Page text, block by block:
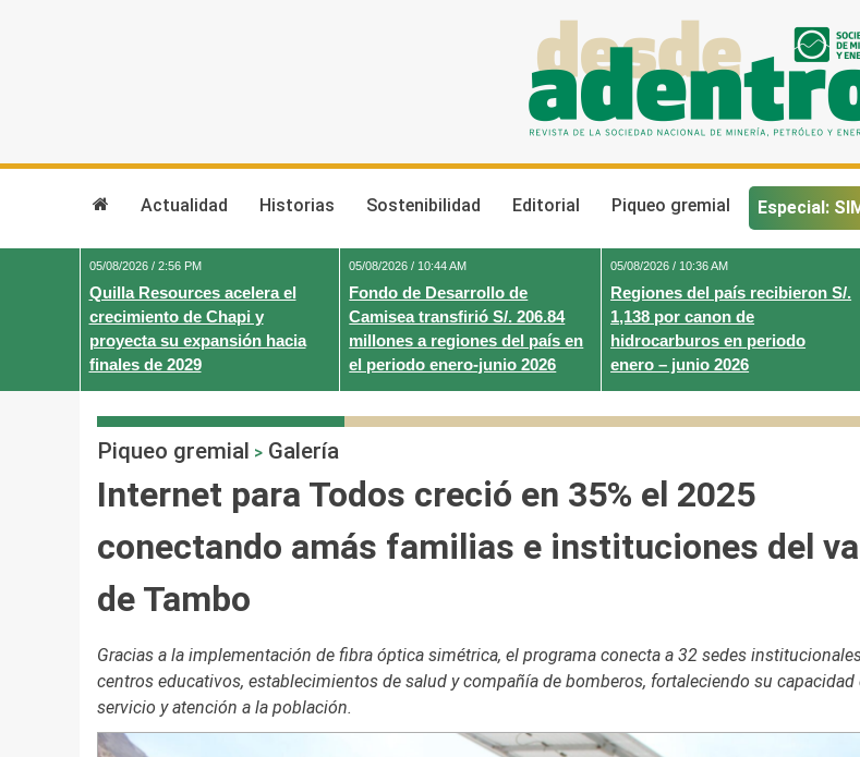
Actualidad Historias Sostenibilidad Editorial Piqueo gremial Especial:
05/08/2026 / 2:56 PM
Quilla Resources acelera el
crecimiento de Chapi y
proyecta su expansión hacia
finales de 2029
05/08/2026 / 10:44 AM
Fondo de Desarrollo de
Camisea transfirió S/. 206.84
millones a regiones del país en
el periodo enero-junio 2026
05/08/2026 / 10:36 AM
Regiones del país recibieron S/.
1,138 por canon de
hidrocarburos en periodo
enero – junio 2026
Piqueo gremial > Galería
Internet para Todos creció en 35% el 2025
conectando amás familias e instituciones del
de Tambo
Gracias a la implementación de fibra óptica simétrica, el programa conecta a 32 sedes
centros educativos, establecimientos de salud y compañía de bomberos, fortaleciendo su capacidad
servicio y atención a la población.